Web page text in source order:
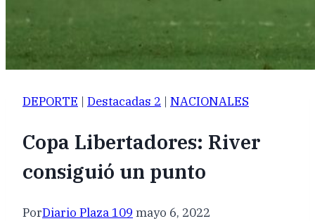
DEPORTE | Destacadas 2 | NACIONALES
Copa Libertadores: River
consiguió un punto
PorDiario Plaza 109 mayo 6, 2022